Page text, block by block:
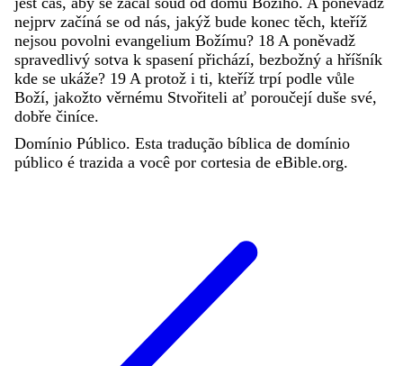
nejprv začíná se od nás, jakýž bude konec těch, kteříž
nejsou povolni evangelium Božímu? 18 A poněvadž
spravedlivý sotva k spasení přichází, bezbožný a hříšník
kde se ukáže? 19 A protož i ti, kteříž trpí podle vůle
Boží, jakožto věrnému Stvořiteli ať poroučejí duše své,
dobře činíce.
Domínio Público. Esta tradução bíblica de domínio
público é trazida a você por cortesia de eBible.org.